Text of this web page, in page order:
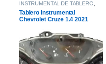
INSTRUMENTAL DE TABLERO,
INTERIOR
Tablero Instrumental
Chevrolet Cruze 1.4 2021